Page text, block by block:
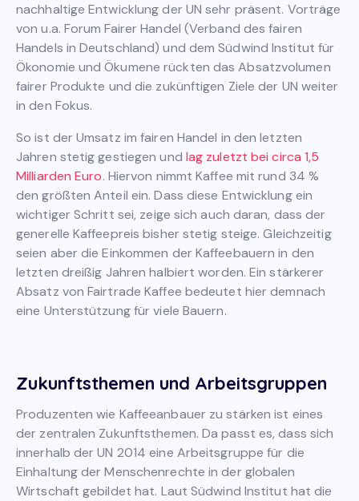
nachhaltige Entwicklung der UN sehr präsent. Vorträge
von u.a. Forum Fairer Handel (Verband des fairen
Handels in Deutschland) und dem Südwind Institut für
Ökonomie und Ökumene rückten das Absatzvolumen
fairer Produkte und die zukünftigen Ziele der UN weiter
in den Fokus.
So ist der Umsatz im fairen Handel in den letzten
Jahren stetig gestiegen und lag zuletzt bei circa 1,5
Milliarden Euro. Hiervon nimmt Kaffee mit rund 34 %
den größten Anteil ein. Dass diese Entwicklung ein
wichtiger Schritt sei, zeige sich auch daran, dass der
generelle Kaffeepreis bisher stetig steige. Gleichzeitig
seien aber die Einkommen der Kaffeebauern in den
letzten dreißig Jahren halbiert worden. Ein stärkerer
Absatz von Fairtrade Kaffee bedeutet hier demnach
eine Unterstützung für viele Bauern.
Zukunftsthemen und Arbeitsgruppen
Produzenten wie Kaffeeanbauer zu stärken ist eines
der zentralen Zukunftsthemen. Da passt es, dass sich
innerhalb der UN 2014 eine Arbeitsgruppe für die
Einhaltung der Menschenrechte in der globalen
Wirtschaft gebildet hat. Laut Südwind Institut hat die